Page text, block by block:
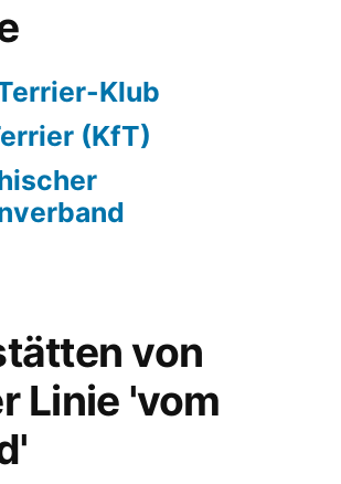
Klub
(KfT)
von
Linie 'vom